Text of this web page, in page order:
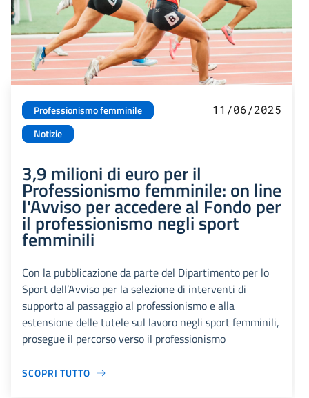
Professionismo femminile
Notizie
11/06/2025
3,9 milioni di euro per il
Professionismo femminile: on line
l'Avviso per accedere al Fondo per
il professionismo negli sport
femminili
Con la pubblicazione da parte del Dipartimento per lo
Sport dell’Avviso per la selezione di interventi di
supporto al passaggio al professionismo e alla
estensione delle tutele sul lavoro negli sport femminili,
prosegue il percorso verso il professionismo
SCOPRI TUTTO